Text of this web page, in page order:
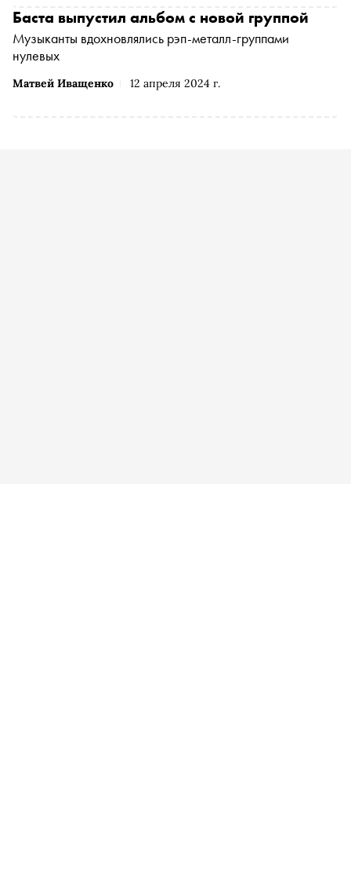
проектах и молодых музыкантах
Матвей Иващенко 12 апреля 2024 г.
Баста выпустил альбом с новой группой
Музыканты вдохновлялись рэп-металл-группами
нулевых